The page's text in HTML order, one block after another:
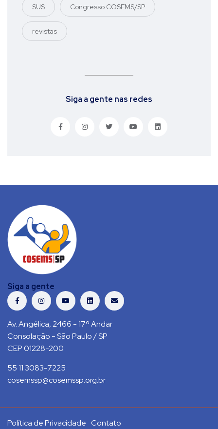
SUS Congresso COSEMS/SP
revistas
Siga a gente nas redes
Siga a gente
Av. Angélica, 2466 - 17º Andar
Consolação - São Paulo / SP
CEP 01228-200
55 11 3083-7225
cosemssp@cosemssp.org.br
Política de Privacidade Contato